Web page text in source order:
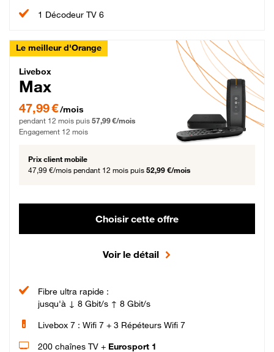
1 Décodeur TV 6
Le meilleur d'Orange
Livebox Max Fibre
Livebox
Max
47,99 € par mois pendant 12 mois puis 57,99 € par mois, Engagement 12 mois
47,99 €/mois
pendant 12 mois puis 57,99 €/mois
Engagement 12 mois
Prix client mobile
47,99 €/mois pendant 12 mois puis 52,99 €/mois
Choisir cette offre
Voir le détail
Fibre ultra rapide :
jusqu'à ↓ 8 Gbit/s ↑ 8 Gbit/s
Livebox 7 : Wifi 7 + 3 Répéteurs Wifi 7
200 chaînes TV + Eurosport 1